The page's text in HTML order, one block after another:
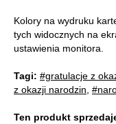
Kolory na wydruku
tych widocznych na
ustawienia monitora.
Tagi: #gratulacje z
z okazji narodzin
Ten produkt